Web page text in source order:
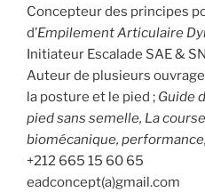
Concepteur des principes
d’Empilement Articulaire
Initiateur Escalade SAE &
Auteur de plusieurs
la posture et le pied ; Guide
pied sans semelle, La
biomécanique,
+212 665 15 60 65
eadconcept(a)gmail.com